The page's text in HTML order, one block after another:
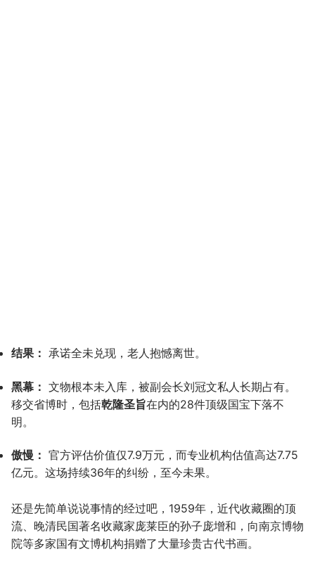
结果： 承诺全未兑现，老人抱憾离世。
黑幕： 文物根本未入库，被副会长刘冠文私人长期占有。
移交省博时，包括乾隆圣旨在内的28件顶级国宝下落不
明。
傲慢： 官方评估价值仅7.9万元，而专业机构估值高达7.75
亿元。这场持续36年的纠纷，至今未果。
还是先简单说说事情的经过吧，1959年，近代收藏圈的顶
流、晚清民国著名收藏家庞莱臣的孙子庞增和，向南京博物
院等多家国有文博机构捐赠了大量珍贵古代书画。